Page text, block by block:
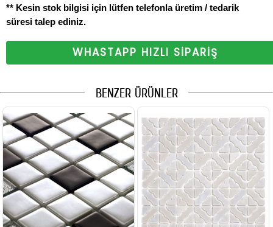
** Kesin stok bilgisi için lütfen telefonla üretim / tedarik
süresi talep ediniz.
WHASTAPP HIZLI SİPARİŞ
BENZER ÜRÜNLER